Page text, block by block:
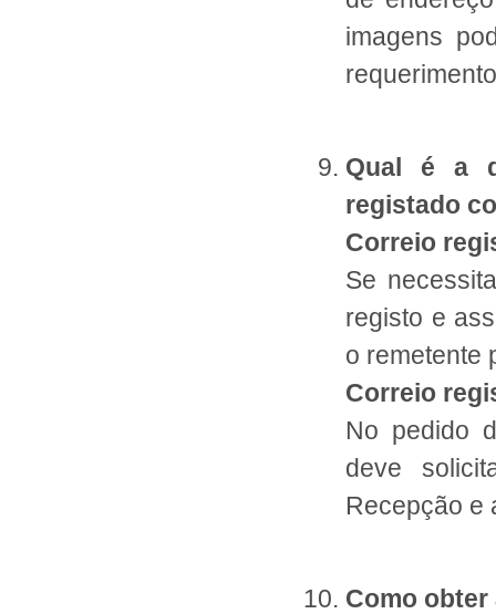
imagens
Qual é a
registado
Correio
Se
registo e
o remetente
Correio
No pedido
deve
Recepção e
Como